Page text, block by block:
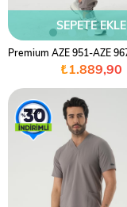
SEPETE EKLE
₺1.889,90
%27